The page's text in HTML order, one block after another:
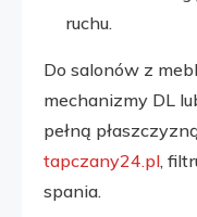
ruchu.
Do salonów z
mechanizmy DL
pełną
tapczany24.pl,
spania.